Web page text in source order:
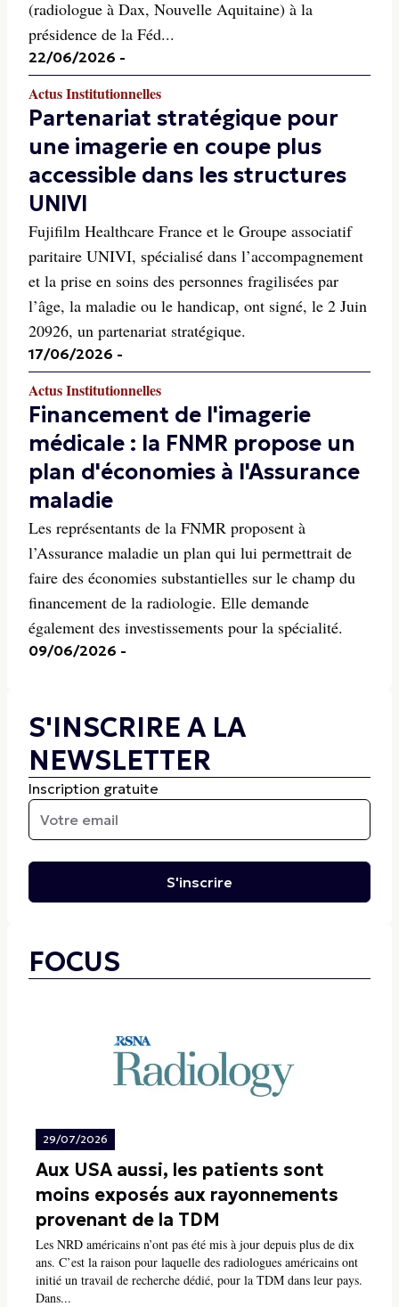
(radiologue à Dax, Nouvelle Aquitaine) à la
présidence de la Féd...
22/06/2026 -
Actus Institutionnelles
Partenariat stratégique pour
une imagerie en coupe plus
accessible dans les structures
UNIVI
Fujifilm Healthcare France et le Groupe associatif
paritaire UNIVI, spécialisé dans l’accompagnement
et la prise en soins des personnes fragilisées par
l’âge, la maladie ou le handicap, ont signé, le 2 Juin
20926, un partenariat stratégique.
17/06/2026 -
Actus Institutionnelles
Financement de l'imagerie
médicale : la FNMR propose un
plan d'économies à l'Assurance
maladie
Les représentants de la FNMR proposent à
l’Assurance maladie un plan qui lui permettrait de
faire des économies substantielles sur le champ du
financement de la radiologie. Elle demande
également des investissements pour la spécialité.
09/06/2026 -
S'INSCRIRE A LA
NEWSLETTER
Inscription gratuite
S'inscrire
FOCUS
29/07/2026
Aux USA aussi, les patients sont
moins exposés aux rayonnements
provenant de la TDM
Les NRD américains n’ont pas été mis à jour depuis plus de dix
ans. C’est la raison pour laquelle des radiologues américains ont
initié un travail de recherche dédié, pour la TDM dans leur pays.
Dans...